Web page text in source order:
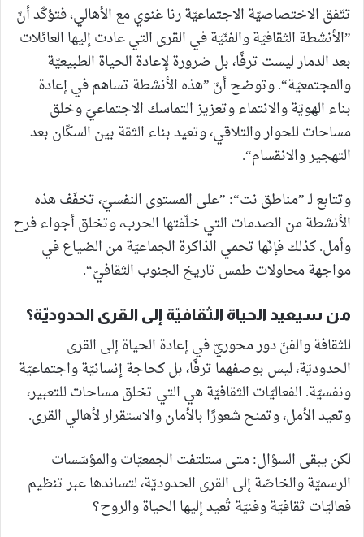
تتّفق الاختصاصيّة الاجتماعيّة رنا غنوي مع الأهالي، فتؤكّد أنّ
”الأنشطة الثقافيّة والفنّيّة في القرى التي عادت إليها العائلات
بعد الدمار ليست ترفًا، بل ضرورة لإعادة الحياة الطبيعيّة
والمجتمعيّة“. وتوضح أنّ ”هذه الأنشطة تساهم في إعادة
بناء الهويّة والانتماء وتعزيز التماسك الاجتماعيّ وخلق
مساحات للحوار والتلاقي، وتعيد بناء الثقة بين السكّان بعد
التهجير والانقسام“.
وتتابع لـ ”مناطق نت“: ”على المستوى النفسيّ، تخفّف هذه
الأنشطة من الصدمات التي خلّفتها الحرب، وتخلق أجواء فرح
وأمل. كذلك فإنّها تحمي الذاكرة الجماعيّة من الضياع في
مواجهة محاولات طمس تاريخ الجنوب الثقافيّ“.
من سيعيد الحياة الثقافيّة إلى القرى الحدوديّة؟
للثقافة والفنّ دور محوريّ في إعادة الحياة إلى القرى
الحدوديّة، ليس بوصفهما ترفًا، بل كحاجة إنسانيّة واجتماعيّة
ونفسيّة. الفعاليّات الثقافيّة هي التي تخلق مساحات للتعبير،
وتعيد الأمل، وتمنح شعورًا بالأمان والاستقرار لأهالي القرى.
لكن يبقى السؤال: متى ستلتفت الجمعيّات والمؤسّسات
الرسميّة والخاصّة إلى القرى الحدوديّة، لتساندها عبر تنظيم
فعاليّات ثقافيّة وفنيّة تُعيد إليها الحياة والروح؟